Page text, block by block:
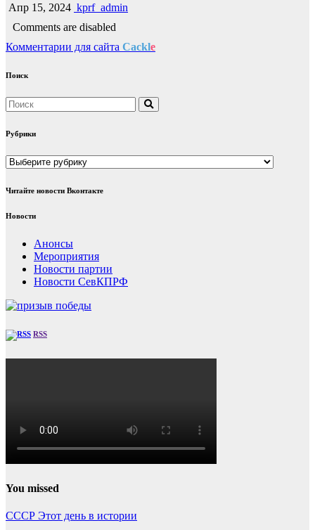
Апр 15, 2024 kprf_admin
Comments are disabled
Комментарии для сайта Cackle
Поиск
Рубрики
Рубрики
Читайте новости Вконтакте
Новости
Анонсы
Мероприятия
Новости партии
Новости СевКПРФ
RSS
You missed
СССР Этот день в истории